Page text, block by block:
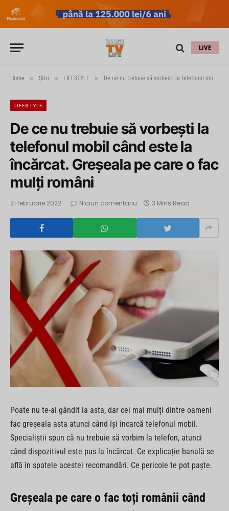
LIVE
Home » Știri » LIFESTYLE » De ce nu trebuie să vorbești la telefonul mobil când este la încărcat. Greșeala pe care o fac mulți români
LIFESTYLE
De ce nu trebuie să vorbești la
telefonul mobil când este la
încărcat. Greșeala pe care o fac
mulți români
21 februarie 2022 Niciun comentariu 3 Mins Read
Poate nu te-ai gândit la asta, dar cei mai mulți dintre oameni
fac greșeala asta atunci când își încarcă telefonul mobil.
Specialiștii spun că nu trebuie să vorbim la telefon, atunci
când dispozitivul este pus la încărcat. Ce explicație banală se
află în spatele acestei recomandări. Ce pericole te pot paște.
Greșeala pe care o fac toți românii când